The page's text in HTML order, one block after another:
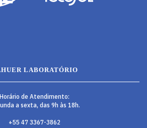
LABORATÓRIO
Horário de Atendimento:
a sexta, das 9h às 18h.
+55 47 3367-3862